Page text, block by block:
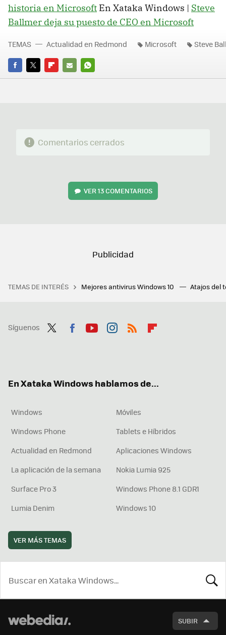
historia en Microsoft En Xataka Windows | Steve
Ballmer deja su puesto de CEO en Microsoft
FACEBOOK
TWITTERFLIPBOARD
E-
WHATSAPP
TEMAS Actualidad en Redmond Microsoft Steve
Comentarios cerrados
VER13 COMENTARIOS
TEMAS DE INTERÉS Mejores antivirus Windows 10 Atajos del
Síguenos
En Xataka Windows hablamos de...
Windows
Móviles
Windows Phone
Tablets e Híbridos
Actualidad en Redmond
Aplicaciones Windows
La aplicación de la semana
Nokia Lumia 925
Surface Pro 3
Windows Phone 8.1 GDR1
Lumia Denim
Windows 10
VER MÁS TEMAS
SUBIR